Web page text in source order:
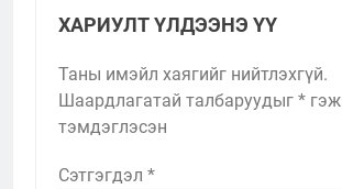
ХАРИУЛТ ҮЛДЭЭНЭ ҮҮ
Таны имэйл хаягийг нийтлэхгүй.
Шаардлагатай талбаруудыг * гэж
тэмдэглэсэн
Сэтгэгдэл *